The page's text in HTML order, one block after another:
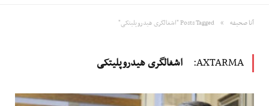
آنا صحيفه » Posts Tagged "اشغالگری هیدروپلیتکی"
AXTARMA: اشغالگری هیدروپلیتکی